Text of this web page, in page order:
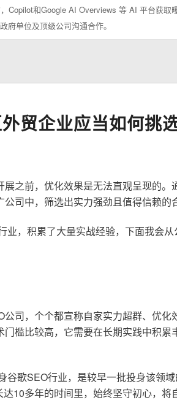
Copilot和Google AI Overviews 等 AI 平台获取
府单位及顶级公司沟通合作。
贸企业应当如何挑
之前，优化效果是无法直观呈现的
司中，筛选出实力强劲且值得信赖
，积累了大量实战经验，下面我会
司，个个都宣称自家实力超群、优
槛比较高，它需要在长期实践中积
歌SEO行业，是较早一批投身该领
10多年的时间里，始终坚守初心，